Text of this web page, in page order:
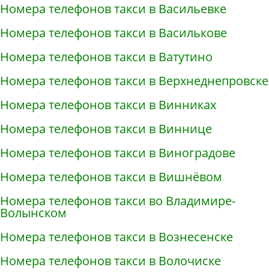
Номера телефонов такси в Васильевке
Номера телефонов такси в Василькове
Номера телефонов такси в Ватутино
Номера телефонов такси в Верхнеднепровске
Номера телефонов такси в Винниках
Номера телефонов такси в Виннице
Номера телефонов такси в Виноградове
Номера телефонов такси в Вишнёвом
Номера телефонов такси во Владимире-
Волынском
Номера телефонов такси в Вознесенске
Номера телефонов такси в Волочиске